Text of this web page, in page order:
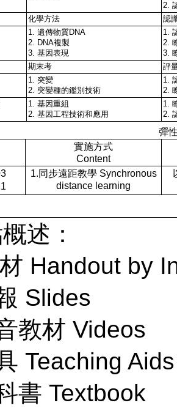
2.
化學方法
認
1. 遺傳物質DNA
2. DNA複製
3. 基因表現
1.
2.
3.
期末考
評
1. 突變
2. 突變種的鑑別技術
1.
2.
1. 基因重組
2. 基因工程技術和應用
1.
2.
彈
實施方式
Content
1.同步遠距教學 Synchronous
distance learning
述：
Handout by
Slides
教材 Videos
Teaching Aids
書 Textbook